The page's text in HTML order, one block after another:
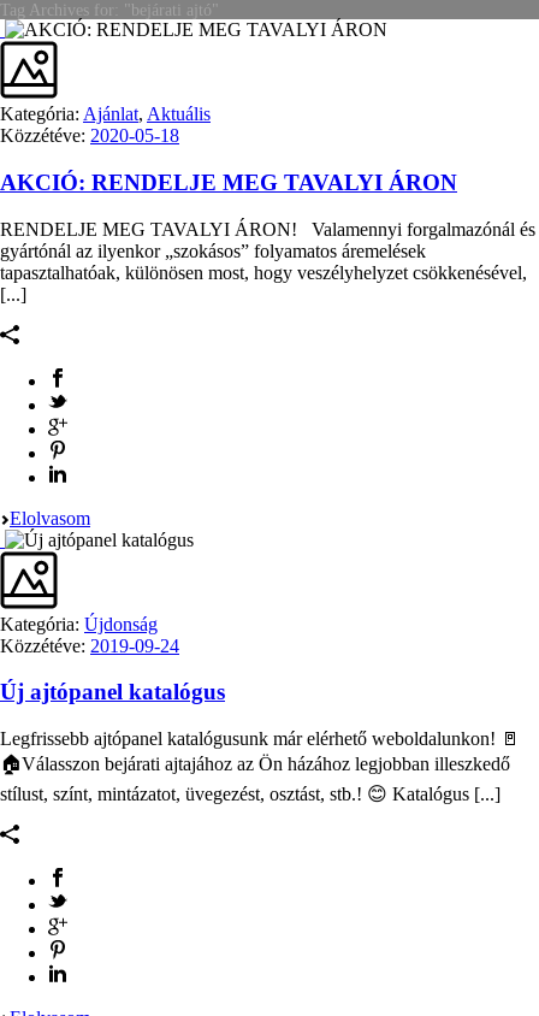
Tag Archives for: "bejárati ajtó"
Kategória: Ajánlat, Aktuális
Közzétéve: 2020-05-18
AKCIÓ: RENDELJE MEG TAVALYI ÁRON
RENDELJE MEG TAVALYI ÁRON! Valamennyi forgalmazónál és
gyártónál az ilyenkor „szokásos” folyamatos áremelések
tapasztalhatóak, különösen most, hogy veszélyhelyzet csökkenésével,
[...]
Elolvasom
Kategória: Újdonság
Közzétéve: 2019-09-24
Új ajtópanel katalógus
Legfrissebb ajtópanel katalógusunk már elérhető weboldalunkon! 🚪
🏠Válasszon bejárati ajtajához az Ön házához legjobban illeszkedő
stílust, színt, mintázatot, üvegezést, osztást, stb.! 😊 Katalógus [...]